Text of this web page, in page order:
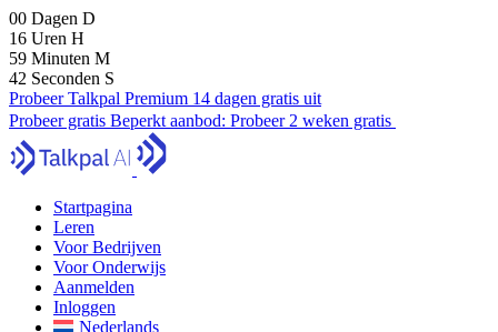
00 Dagen D
16 Uren H
59 Minuten M
40 Seconden S
Probeer Talkpal Premium 14 dagen gratis uit
Probeer gratis Beperkt aanbod: Probeer 2 weken gratis
Startpagina
Leren
Voor Bedrijven
Voor Onderwijs
Aanmelden
Inloggen
Nederlands